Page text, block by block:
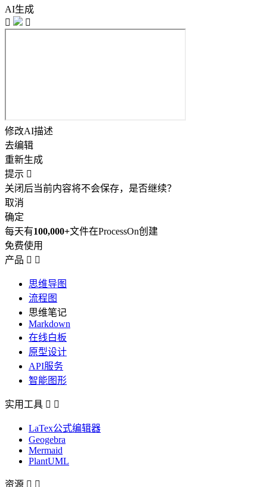
AI生成


修改AI描述
去编辑
重新生成
提示 
关闭后当前内容将不会保存，是否继续？
取消
确定
每天有100,000+文件在ProcessOn创建
免费使用
产品  
思维导图
流程图
思维笔记
Markdown
在线白板
原型设计
API服务
智能图形
实用工具  
LaTex公式编辑器
Geogebra
Mermaid
PlantUML
资源  